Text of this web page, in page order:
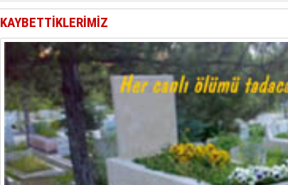
KAYBETTİKLERİMİZ